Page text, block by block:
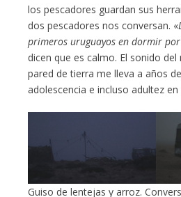
los pescadores guardan sus
dos pescadores nos conversan. «
primeros uruguayos en dormir
dicen que es calmo. El sonido
pared de tierra me lleva a años
adolescencia e incluso adultez
Guiso de lentejas y arroz.